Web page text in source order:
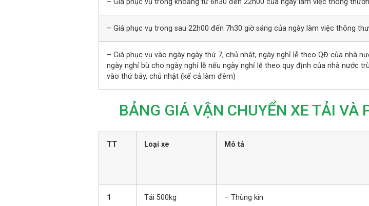
– Giá phục vụ trong khoảng từ 6h30 đến 22h00 của ngày làm việc thông
– Giá phục vụ trong sau 22h00 đến 7h30 giờ sáng của ngày làm việc thông
– Giá phục vụ vào ngày ngày thứ 7, chủ nhật, ngày nghỉ lễ theo QĐ của nhà
ngày nghỉ bù cho ngày nghỉ lễ nếu ngày nghỉ lễ theo quy định của nhà nước
vào thứ bảy, chủ nhật (kể cả làm đêm)
BẢNG GIÁ VẬN CHUYỂN XE TẢI VÀ
TT Loại xe Mô tả
1 Tải 500kg
– Thùng kín